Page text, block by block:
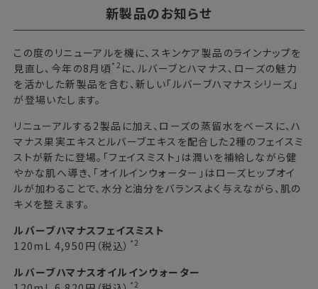
新製品のお知らせ
この度のリニューアルを機に、スキンケア製品のラインナップを
見直し、今年の8月頃*2 に、ルバーブとハマナス、ローズの魅力
を活かした新製品を含む、新しい「ルバーブハマナスシリーズ」
が登場いたします。
リニューアルする2製品に加え、ローズの蒸留水をベースに、ハ
マナス果実エキスとルバーブエキスを配合した2種のフェイスミ
ストが新たに登場。「フェイスミスト」は潤いを補給しながら健
やかな肌へ導き、「オイルインウォーター」はローズヒップオイ
ルが加わることで、水分と油分をバランスよく与えながら、肌の
キメを整えます。
ルバーブハマナスフェイスミスト
120mL 4,950円（税込） *2
ルバーブハマナスオイルインウォーター
*2